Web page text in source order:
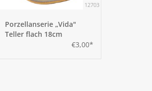
12703
Porzellanserie „Vida"
Teller flach 18cm
€3,00*